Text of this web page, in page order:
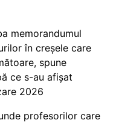
memorandumul
în creșele care
spune
ce s-au afișat
2026
profesorilor care